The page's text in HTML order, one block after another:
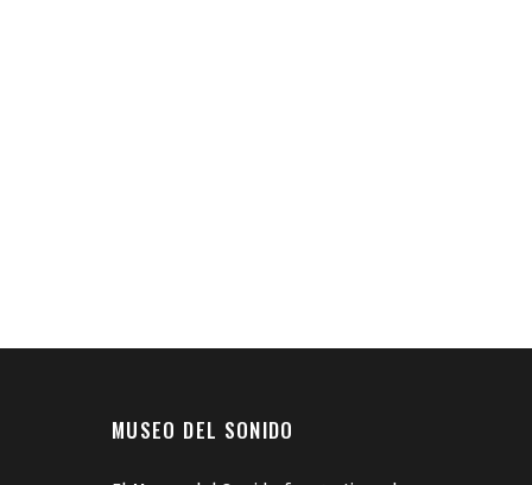
MUSEO DEL SONIDO